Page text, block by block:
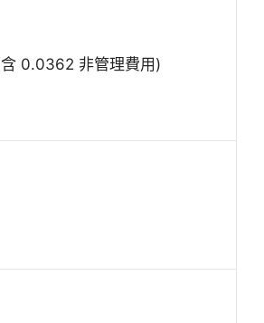
0.0362 非管理費用)